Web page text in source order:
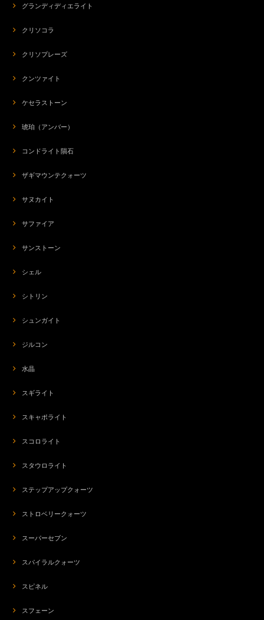
グランディディエライト
クリソコラ
クリソプレーズ
クンツァイト
ケセラストーン
琥珀（アンバー）
コンドライト隕石
ザギマウンテクォーツ
サヌカイト
サファイア
サンストーン
シェル
シトリン
シュンガイト
ジルコン
水晶
スギライト
スキャポライト
スコロライト
スタウロライト
ステップアップクォーツ
ストロベリークォーツ
スーパーセブン
スパイラルクォーツ
スピネル
スフェーン